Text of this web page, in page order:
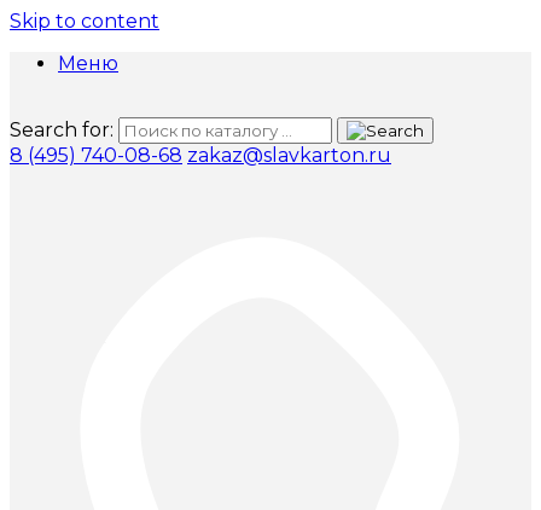
Skip to content
Меню
Search for:
8 (495) 740-08-68 zakaz@slavkarton.ru